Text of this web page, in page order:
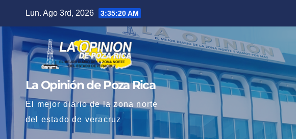
contenido
Lun. Ago 3rd, 2026 3:35:21 AM
La Opinión de Poza Rica
El mejor diario de la zona norte
del estado de veracruz